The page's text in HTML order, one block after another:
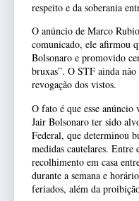
respeito e da soberania
O anúncio de Marco
comunicado, ele afirmou
Bolsonaro e promovido
bruxas”. O STF ainda
revogação dos vistos.
O fato é que esse anúncio
Jair Bolsonaro ter sido
Federal, que determinou
medidas cautelares. Entre
recolhimento em casa
durante a semana e
feriados, além da